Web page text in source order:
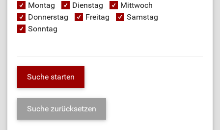
Montag
Dienstag
Mittwoch
Donnerstag
Freitag
Samstag
Sonntag